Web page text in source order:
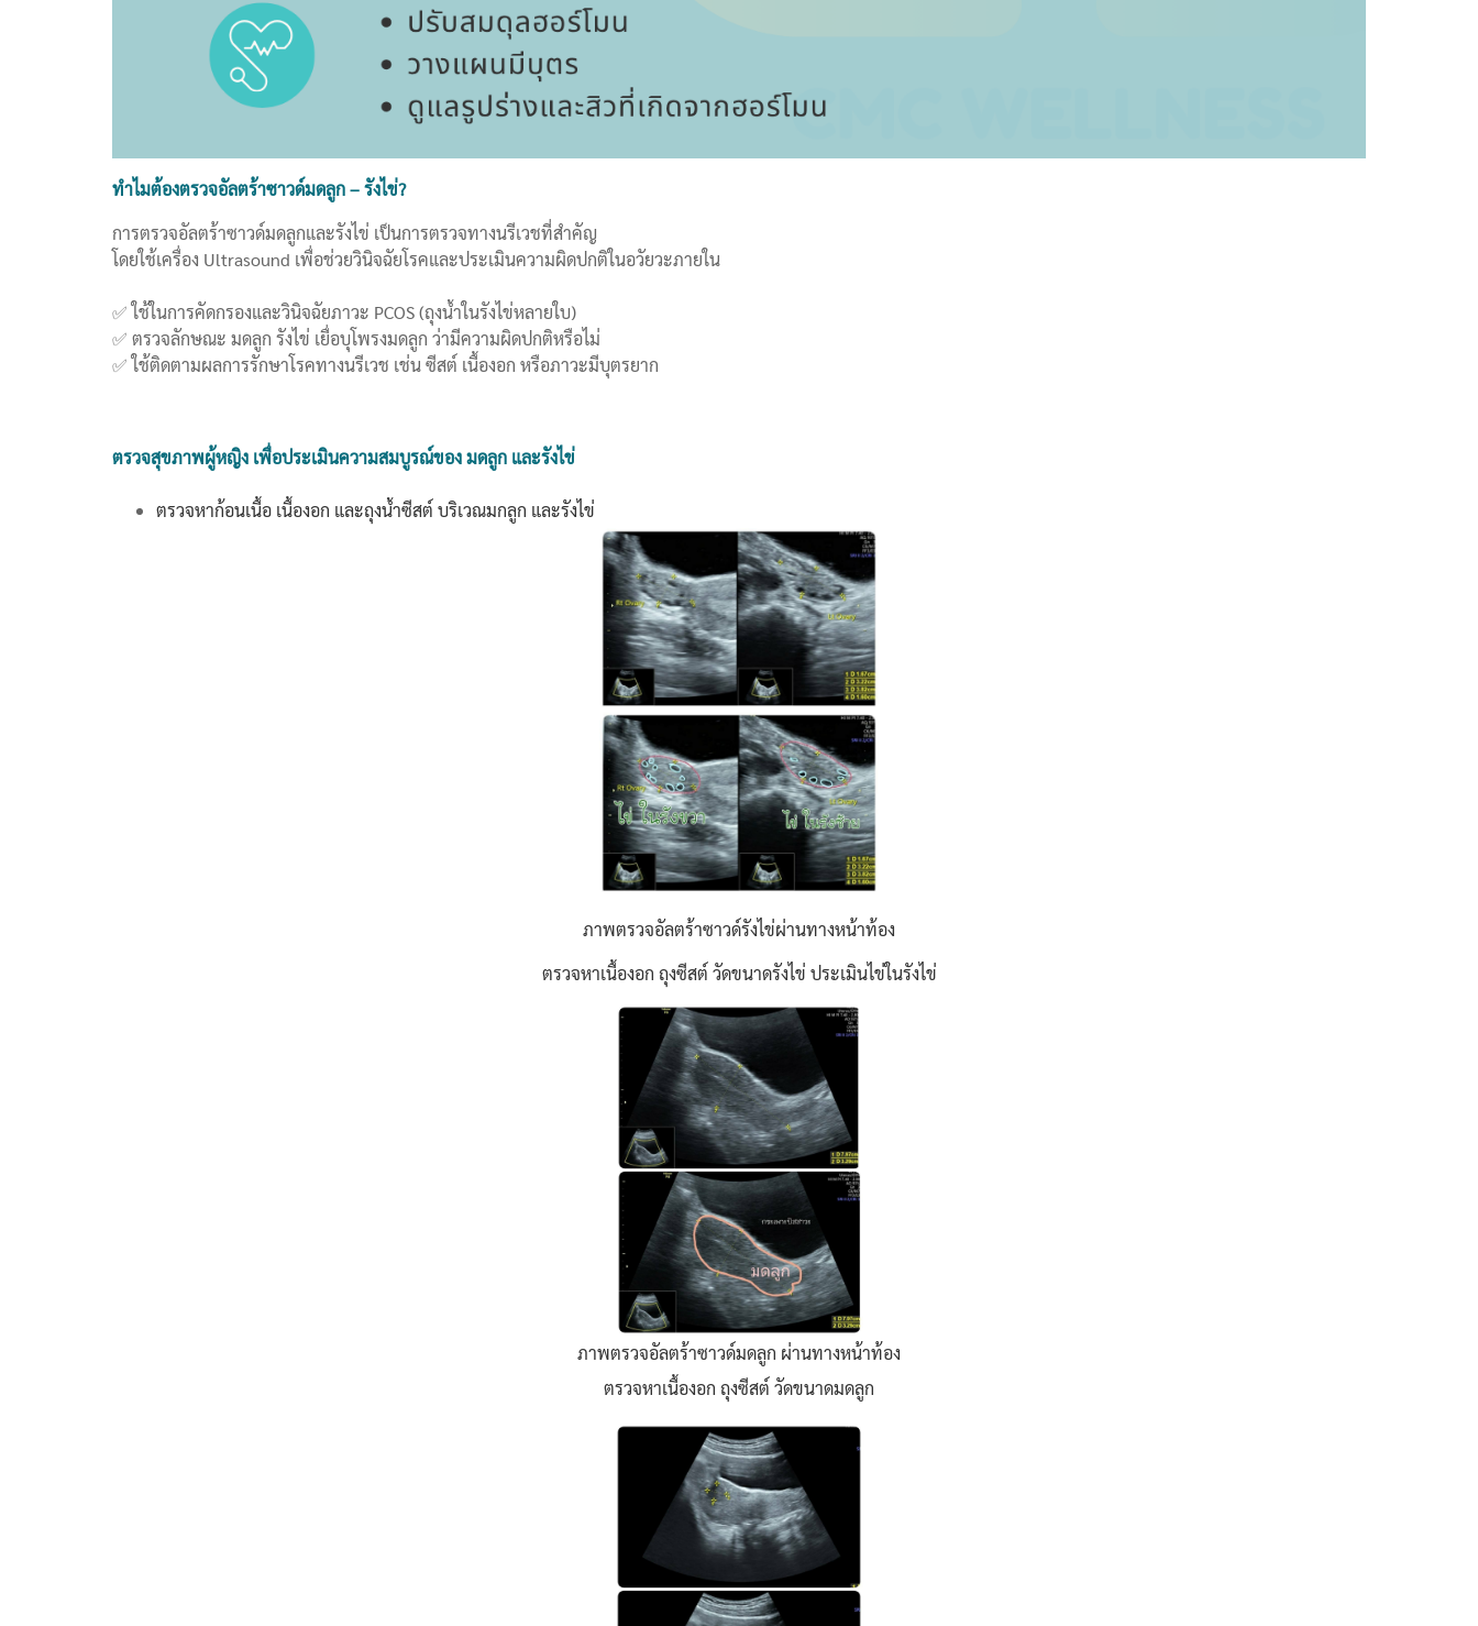
ทำไมต้องตรวจอัลตร้าซาวด์มดลูก – รังไข่?
การตรวจอัลตร้าซาวด์มดลูกและรังไข่ เป็นการตรวจทางนรีเวชที่สำคัญ
โดยใช้เครื่อง Ultrasound เพื่อช่วยวินิจฉัยโรคและประเมินความผิดปกติในอวัยวะภายใน
✅ ใช้ในการคัดกรองและวินิจฉัยภาวะ PCOS (ถุงน้ำในรังไข่หลายใบ)
✅ ตรวจลักษณะ มดลูก รังไข่ เยื่อบุโพรงมดลูก ว่ามีความผิดปกติหรือไม่
✅ ใช้ติดตามผลการรักษาโรคทางนรีเวช เช่น ซีสต์ เนื้องอก หรือภาวะมีบุตรยาก
ตรวจสุขภาพผู้หญิง เพื่อประเมินความสมบูรณ์ของ มดลูก และรังไข่
ตรวจหาก้อนเนื้อ เนื้องอก และถุงน้ำซีสต์ บริเวณมกลูก และรังไข่
ภาพตรวจอัลตร้าซาวด์รังไข่ผ่านทางหน้าท้อง
ตรวจหาเนื้องอก ถุงซีสต์ วัดขนาดรังไข่ ประเมินไข่ในรังไข่
ภาพตรวจอัลตร้าซาวด์มดลูก ผ่านทางหน้าท้อง
ตรวจหาเนื้องอก ถุงซีสต์ วัดขนาดมดลูก